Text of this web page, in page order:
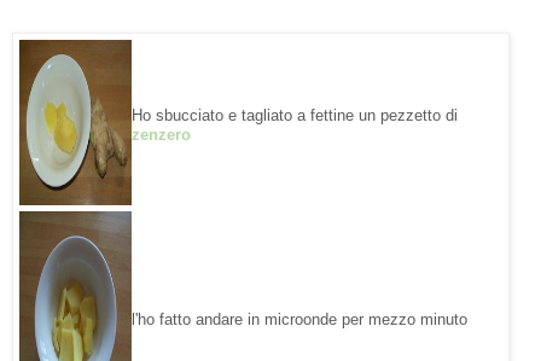
Ho sbucciato e tagliato a fettine un pezzetto di
zenzero
l'ho fatto andare in microonde per mezzo minuto